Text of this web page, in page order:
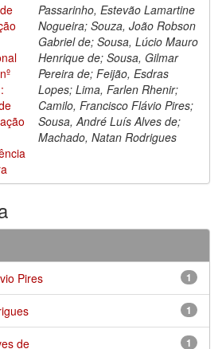
Passarinho, Estevão Lamartine
Nogueira; Souza, João Robson
Gabriel de; Sousa, Lúcio Mauro
Henrique de; Sousa, Gilmar
Pereira de; Feijão, Esdras
Lopes; Lima, Farlen Rhenir;
Camilo, Francisco Flávio Pires;
Sousa, André Luís Alves de;
Machado, Natan Rodrigues
1
Pires
1
1
de